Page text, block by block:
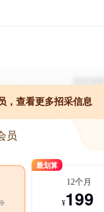
，查看更多招采信息
员
最划算
12个月
¥199